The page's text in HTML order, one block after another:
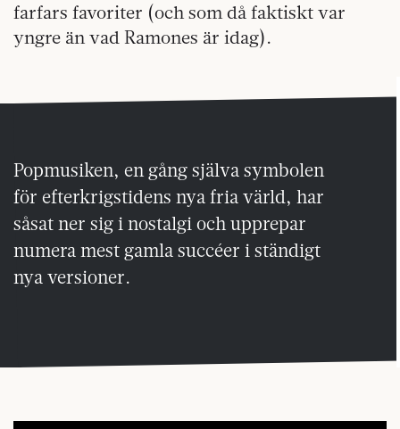
farfars favoriter (och som då faktiskt var
yngre än vad Ramones är idag).
Popmusiken, en gång själva symbolen
för efterkrigstidens nya fria värld, har
såsat ner sig i nostalgi och upprepar
numera mest gamla succéer i ständigt
nya versioner.